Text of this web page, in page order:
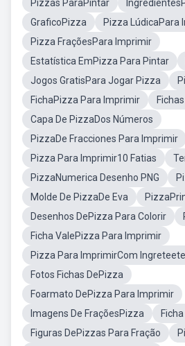
Pizzas ParaPintar
GraficoPizza
Pizza LúdicaPara
Pizza FraçõesPara Imprimir
Estatística EmPizza Para Pintar
Jogos GratisPara Jogar Pizza
FichaPizza Para Imprimir
Capa De PizzaDos Números
PizzaDe Fracciones Para Imprimir
Pizza Para Imprimir10 Fatias
PizzaNumerica Desenho PNG
Molde De PizzaDe Eva
Desenhos DePizza Para Colorir
Ficha ValePizza Para Imprimir
Pizza Para ImprimirCom Ingreteete
Fotos Fichas DePizza
Foarmato DePizza Para Imprimir
Imagens De FraçõesPizza
Figuras DePizzas Para Fração